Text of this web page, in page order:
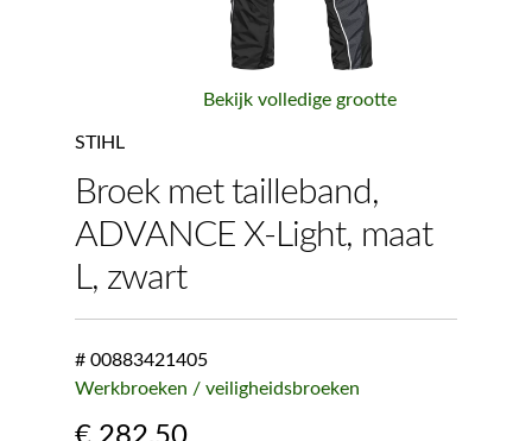
Bekijk volledige grootte
STIHL
Broek met tailleband,
ADVANCE X-Light, maat
L, zwart
# 00883421405
Werkbroeken / veiligheidsbroeken